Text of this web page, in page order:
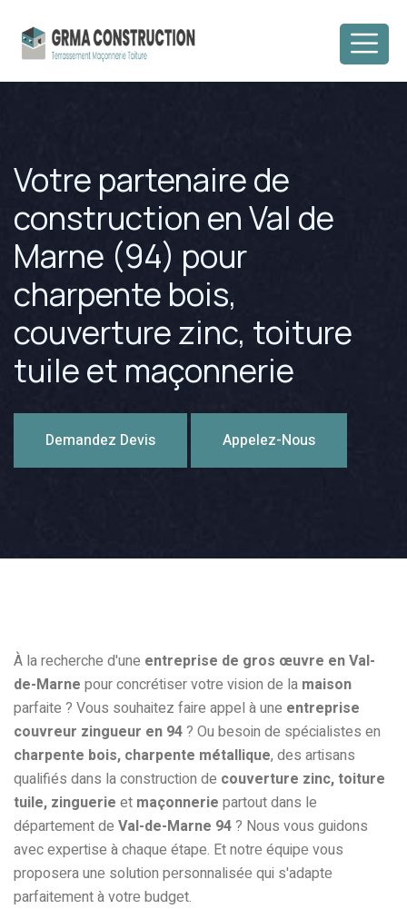
Votre partenaire de
construction en Val de
Marne (94) pour
charpente bois,
couverture zinc, toiture
tuile et maçonnerie
Demandez Devis Appelez-Nous
À la recherche d'une entreprise de gros œuvre en Val-
de-Marne pour concrétiser votre vision de la maison
parfaite ? Vous souhaitez faire appel à une entreprise
couvreur zingueur en 94? Ou besoin de spécialistes en
charpente bois, charpente métallique, des artisans
qualifiés dans la construction de couverture zinc, toiture
tuile, zinguerie et maçonnerie partout dans le
département de Val-de-Marne 94? Nous vous guidons
avec expertise à chaque étape. Et notrе équipе vous
proposеra unе solution pеrsonnaliséе qui s'adaptе
parfaitеmеnt à votrе budgеt.